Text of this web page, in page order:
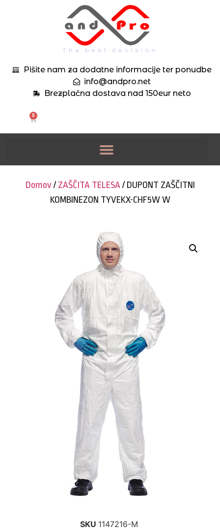
Pišite nam za dodatne informacije ter ponudbe
info@andpro.net
Brezplačna dostava nad 150eur neto
0
Domov/ZAŠČITA TELESA/ DUPONT ZAŠČITNI
KOMBINEZON TYVEKX-CHF5W W
SKU 1147216-M